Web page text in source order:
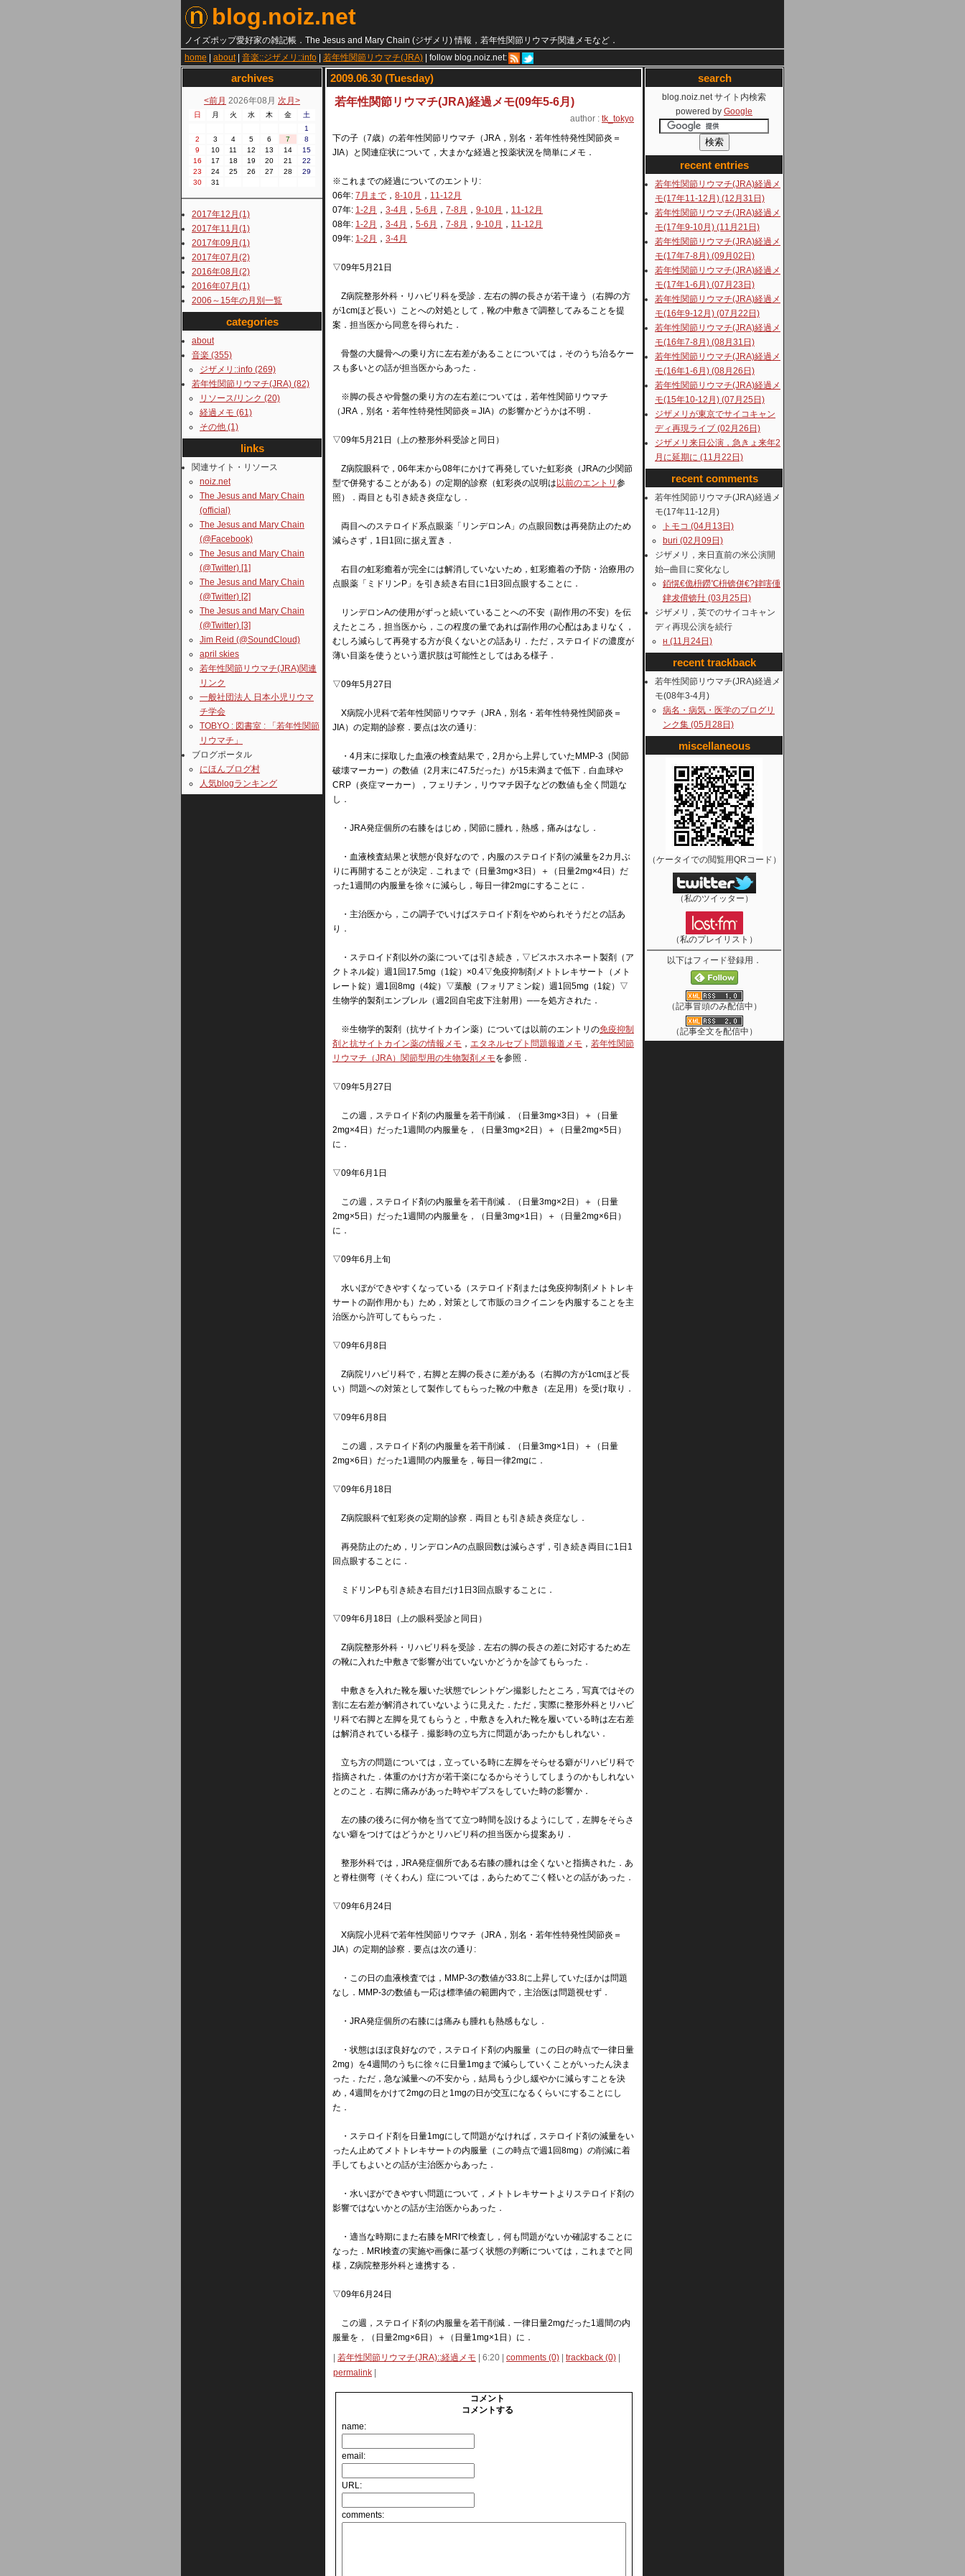
blog.noiz.net
ノイズポップ愛好家の雑記帳．The Jesus and Mary Chain (ジザメリ) 情報，若年性関節リウマチ関連メモなど．
home
about| 音楽::ジザメリ::info 若年性関節リウマチ(JRA) | follow blog.noiz.net:
2009.06.30 (Tuesday)
若年性関節リウマチ(JRA)経過メモ(09年5-6月)
author : tk_tokyo
下の子（7歳）の若年性関節リウマチ（JRA，別名・若年性特発性関節炎＝
JIA）と関連症状について，大まかな経過と投薬状況を簡単にメモ．
※これまでの経過についてのエントリ:
06年: 7月まで ， 8-10月 ， 11-12月
07年: 1-2月 ， 3-4月 ， 5-6月 ， 7-8月 ， 9-10月 ， 11-12月
08年: 1-2月 ， 3-4月 ， 5-6月 ， 7-8月 ， 9-10月 ， 11-12月
09年: 1-2月 ， 3-4月
▽09年5月21日
Z病院整形外科・リハビリ科を受診．左右の脚の長さが若干違う（右脚の方
が1cmほど長い）ことへの対処として，靴の中敷きで調整してみることを提
案．担当医から同意を得られた．
骨盤の大腿骨への乗り方に左右差があることについては，そのうち治るケー
スも多いとの話が担当医からあった．
※脚の長さや骨盤の乗り方の左右差については，若年性関節リウマチ
（JRA，別名・若年性特発性関節炎＝JIA）の影響かどうかは不明．
▽09年5月21日（上の整形外科受診と同日）
Z病院眼科で，06年末から08年にかけて再発していた虹彩炎（JRAの少関節
型で併発することがある）の定期的診察（虹彩炎の説明は 以前のエントリ 参
照）．両目とも引き続き炎症なし．
両目へのステロイド系点眼薬「リンデロンA」の点眼回数は再発防止のため
減らさず，1日1回に据え置き．
右目の虹彩癒着が完全には解消していないため，虹彩癒着の予防・治療用の
点眼薬「ミドリンP」を引き続き右目に1日3回点眼することに．
リンデロンAの使用がずっと続いていることへの不安（副作用の不安）を伝
えたところ，担当医から，この程度の量であれば副作用の心配はあまりなく，
むしろ減らして再発する方が良くないとの話あり．ただ，ステロイドの濃度が
薄い目薬を使うという選択肢は可能性としてはある様子．
▽09年5月27日
X病院小児科で若年性関節リウマチ（JRA，別名・若年性特発性関節炎＝
JIA）の定期的診察．要点は次の通り:
・4月末に採取した血液の検査結果で，2月から上昇していたMMP-3（関節
破壊マーカー）の数値（2月末に47.5だった）が15未満まで低下．白血球や
CRP（炎症マーカー），フェリチン，リウマチ因子などの数値も全く問題な
し．
・JRA発症個所の右膝をはじめ，関節に腫れ，熱感，痛みはなし．
・血液検査結果と状態が良好なので，内服のステロイド剤の減量を2カ月ぶ
りに再開することが決定．これまで（日量3mg×3日）＋（日量2mg×4日）だ
った1週間の内服量を徐々に減らし，毎日一律2mgにすることに．
・主治医から，この調子でいけばステロイド剤をやめられそうだとの話あ
り．
・ステロイド剤以外の薬については引き続き，▽ビスホスホネート製剤（ア
クトネル錠）週1回17.5mg（1錠）×0.4▽免疫抑制剤メトトレキサート（メト
レート錠）週1回8mg（4錠）▽葉酸（フォリアミン錠）週1回5mg（1錠）▽
生物学的製剤エンブレル（週2回自宅皮下注射用）──を処方された．
※生物学的製剤（抗サイトカイン薬）については以前のエントリの免疫抑制
剤と抗サイトカイン薬の情報メモ ， エタネルセプト問題報道メモ ， 若年性関節
リウマチ（JRA）関節型用の生物製剤メモを参照．
▽09年5月27日
この週，ステロイド剤の内服量を若干削減．（日量3mg×3日）＋（日量
2mg×4日）だった1週間の内服量を，（日量3mg×2日）＋（日量2mg×5日）
に．
▽09年6月1日
この週，ステロイド剤の内服量を若干削減．（日量3mg×2日）＋（日量
2mg×5日）だった1週間の内服量を，（日量3mg×1日）＋（日量2mg×6日）
に．
▽09年6月上旬
水いぼができやすくなっている（ステロイド剤または免疫抑制剤メトトレキ
サートの副作用かも）ため，対策として市販のヨクイニンを内服することを主
治医から許可してもらった．
▽09年6月8日
Z病院リハビリ科で，右脚と左脚の長さに差がある（右脚の方が1cmほど長
い）問題への対策として製作してもらった靴の中敷き（左足用）を受け取り．
▽09年6月8日
この週，ステロイド剤の内服量を若干削減．（日量3mg×1日）＋（日量
2mg×6日）だった1週間の内服量を，毎日一律2mgに．
▽09年6月18日
Z病院眼科で虹彩炎の定期的診察．両目とも引き続き炎症なし．
再発防止のため，リンデロンAの点眼回数は減らさず，引き続き両目に1日1
回点眼することに．
ミドリンPも引き続き右目だけ1日3回点眼することに．
▽09年6月18日（上の眼科受診と同日）
Z病院整形外科・リハビリ科を受診．左右の脚の長さの差に対応するため左
の靴に入れた中敷きで影響が出ていないかどうかを診てもらった．
中敷きを入れた靴を履いた状態でレントゲン撮影したところ，写真ではその
割に左右差が解消されていないように見えた．ただ，実際に整形外科とリハビ
リ科で右脚と左脚を見てもらうと，中敷きを入れた靴を履いている時は左右差
は解消されている様子．撮影時の立ち方に問題があったかもしれない．
立ち方の問題については，立っている時に左脚をそらせる癖がリハビリ科で
指摘された．体重のかけ方が若干楽になるからそうしてしまうのかもしれない
とのこと．右脚に痛みがあった時やギプスをしていた時の影響か．
左の膝の後ろに何か物を当てて立つ時間を設けるようにして，左脚をそらさ
ない癖をつけてはどうかとリハビリ科の担当医から提案あり．
整形外科では，JRA発症個所である右膝の腫れは全くないと指摘された．あ
と脊柱側弯（そくわん）症については，あらためてごく軽いとの話があった．
▽09年6月24日
X病院小児科で若年性関節リウマチ（JRA，別名・若年性特発性関節炎＝
JIA）の定期的診察．要点は次の通り:
・この日の血液検査では，MMP-3の数値が33.8に上昇していたほかは問題
なし．MMP-3の数値も一応は標準値の範囲内で，主治医は問題視せず．
・JRA発症個所の右膝には痛みも腫れも熱感もなし．
・状態はほぼ良好なので，ステロイド剤の内服量（この日の時点で一律日量
2mg）を4週間のうちに徐々に日量1mgまで減らしていくことがいったん決ま
った．ただ，急な減量への不安から，結局もう少し緩やかに減らすことを決
め，4週間をかけて2mgの日と1mgの日が交互になるくらいにすることにし
た．
・ステロイド剤を日量1mgにして問題がなければ，ステロイド剤の減量をい
ったん止めてメトトレキサートの内服量（この時点で週1回8mg）の削減に着
手してもよいとの話が主治医からあった．
・水いぼができやすい問題について，メトトレキサートよりステロイド剤の
影響ではないかとの話が主治医からあった．
・適当な時期にまた右膝をMRIで検査し，何も問題がないか確認することに
なった．MRI検査の実施や画像に基づく状態の判断については，これまでと同
様，Z病院整形外科と連携する．
▽09年6月24日
この週，ステロイド剤の内服量を若干削減．一律日量2mgだった1週間の内
服量を，（日量2mg×6日）＋（日量1mg×1日）に．
若年性関節リウマチ(JRA)::経過メモ | 6:20 | comments (0) trackback (0)
permalink
コメント
コメントする
name:
email:
URL:
comments:
search
blog.noiz.net サイト内検索
powered by Google
recent entries
若年性関節リウマチ(JRA)経過メ
モ(17年11-12月) (12月31日)
若年性関節リウマチ(JRA)経過メ
モ(17年9-10月) (11月21日)
若年性関節リウマチ(JRA)経過メ
モ(17年7-8月) (09月02日)
若年性関節リウマチ(JRA)経過メ
モ(17年1-6月) (07月23日)
若年性関節リウマチ(JRA)経過メ
モ(16年9-12月) (07月22日)
若年性関節リウマチ(JRA)経過メ
モ(16年7-8月) (08月31日)
若年性関節リウマチ(JRA)経過メ
モ(16年1-6月) (08月26日)
若年性関節リウマチ(JRA)経過メ
モ(15年10-12月) (07月25日)
ジザメリが東京でサイコキャン
ディ再現ライブ (02月26日)
ジザメリ来日公演，急きょ来年2
月に延期に (11月22日)
recent comments
若年性関節リウマチ(JRA)経過メ
モ(17年11-12月)
トモコ (04月13日)
buri (02月09日)
ジザメリ，来日直前の米公演開
始─曲目に変化なし
銆愰€佹枡鐒℃枡锛併€?銉嗐偅
銉犮偝锛圱 (03月25日)
ジザメリ，英でのサイコキャン
ディ再現公演を続行
н (11月24日)
recent trackback
若年性関節リウマチ(JRA)経過メ
モ(08年3-4月)
病名・病気・医学のブログリ
ンク集 (05月28日)
miscellaneous
（ケータイでの閲覧用QRコード）
（私のツイッター）
（私のプレイリスト）
以下はフィード登録用．
（記事冒頭のみ配信中）
（記事全文を配信中）
archives
<前月 2026年08月 次月>
日 月 火 水 木 金
土
1
2
3 4 5 6 7
8
9
10 11 12 13 14
15
16
17 18 19 20 21
22
23
24 25 26 27 28
29
30
31
2017年12月(1)
2017年11月(1)
2017年09月(1)
2017年07月(2)
2016年08月(2)
2016年07月(1)
2006～15年の月別一覧
categories
about
音楽 (355)
ジザメリ::info (269)
若年性関節リウマチ(JRA) (82)
リソース/リンク (20)
経過メモ (61)
その他 (1)
links
関連サイト・リソース
noiz.net
The Jesus and Mary Chain
(official)
The Jesus and Mary Chain
(@Facebook)
The Jesus and Mary Chain
(@Twitter) [1]
The Jesus and Mary Chain
(@Twitter) [2]
The Jesus and Mary Chain
(@Twitter) [3]
Jim Reid (@SoundCloud)
april skies
若年性関節リウマチ(JRA)関連
リンク
一般社団法人 日本小児リウマ
チ学会
TOBYO : 図書室 : 「若年性関節
リウマチ」
ブログポータル
にほんブログ村
人気blogランキング